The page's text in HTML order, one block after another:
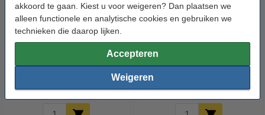
akkoord te gaan. Kiest u voor weigeren? Dan plaatsen we
alleen functionele en analytische cookies en gebruiken we
technieken die daarop lijken.
Accepteren
Weigeren
123accu Xtreme Power MN1500
Penlite AA batterij 24 stuks
van 2500 vellen A4 - 80 g/m²